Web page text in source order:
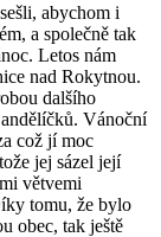
abychom i
a společně tak
Letos nám
nad Rokytnou.
dalšího
Vánoční
což jí moc
jej sázel její
větvemi
tomu, že bylo
obec, tak ještě